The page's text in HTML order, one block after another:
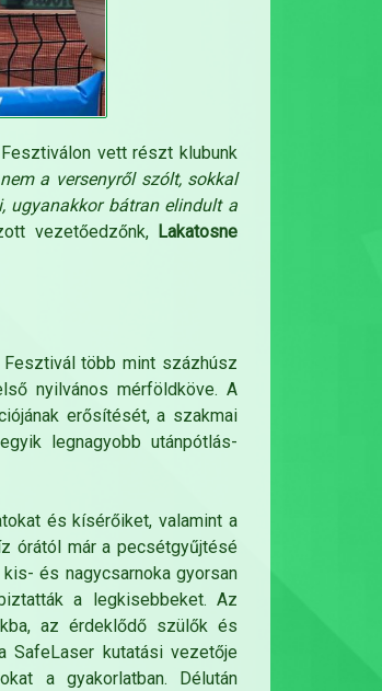
vett részt klubunk
a versenyről szólt, sokkal
ugyanakkor bátran elindult a
vezetőedzőnk, Lakatosne
Fesztivál több mint százhúsz
nyilvános mérföldköve. A
erősítését, a szakmai
legnagyobb utánpótlás-
és kísérőiket, valamint a
órától már a pecsétgyűjtésé
és nagycsarnoka gyorsan
a legkisebbeket. Az
az érdeklődő szülők és
SafeLaser kutatási vezetője
a gyakorlatban. Délután